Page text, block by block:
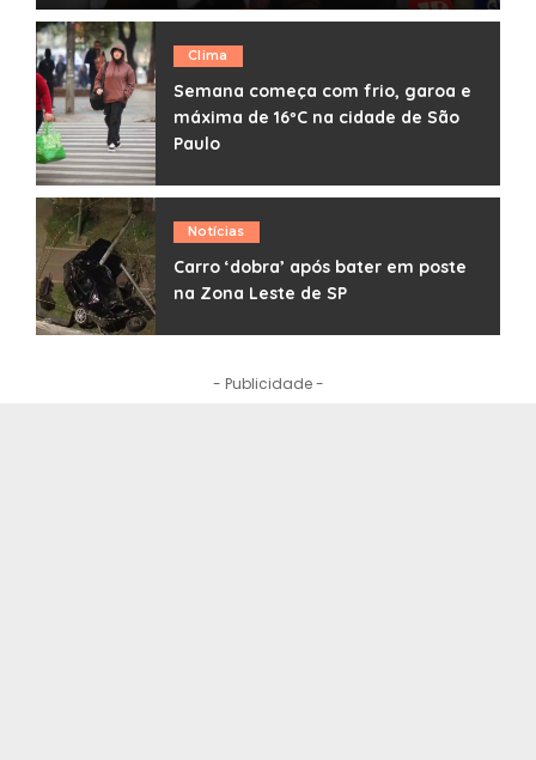
Posted
by
Redação 05/08/2026
Clima
Semana começa com frio, garoa e
máxima de 16ºC na cidade de São
Paulo
Notícias
Carro ‘dobra’ após bater em poste
na Zona Leste de SP
- Publicidade -